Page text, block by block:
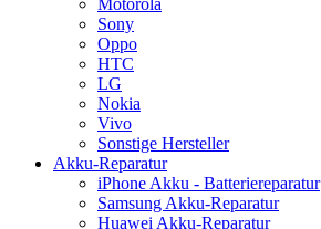
Motorola
Sony
Oppo
HTC
LG
Nokia
Vivo
Sonstige Hersteller
Akku-Reparatur
iPhone Akku - Batteriereparatur
Samsung Akku-Reparatur
Huawei Akku-Reparatur